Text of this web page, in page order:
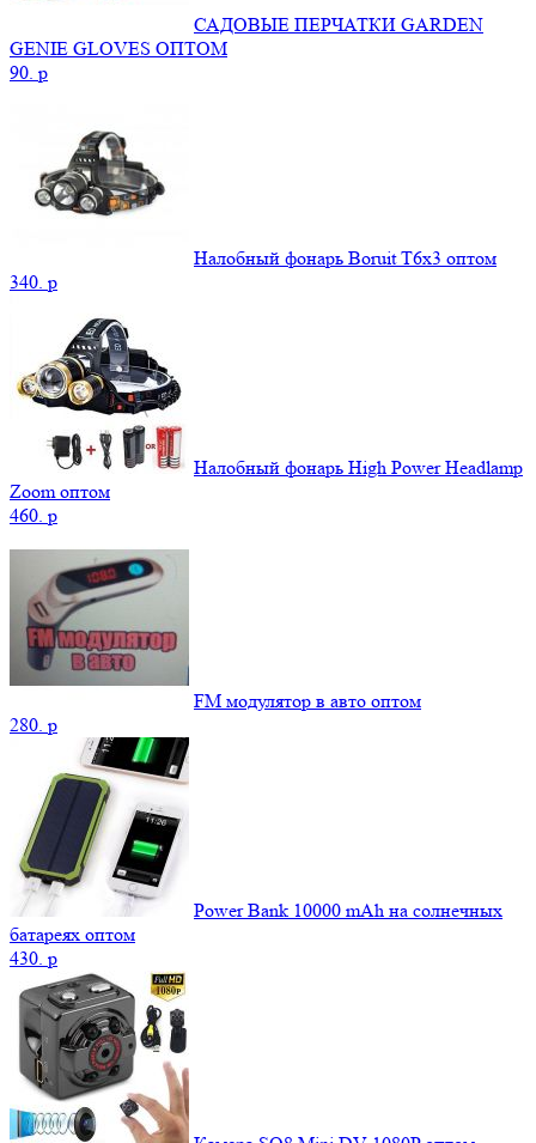
САДОВЫЕ ПЕРЧАТКИ GARDEN
GENIE GLOVES ОПТОМ
90. p
Налобный фонарь Boruit T6x3 оптом
340. p
Налобный фонарь High Power Headlamp
Zoom оптом
460. p
FM модулятор в авто оптом
280. p
Power Bank 10000 mAh на солнечных
батареях оптом
430. p